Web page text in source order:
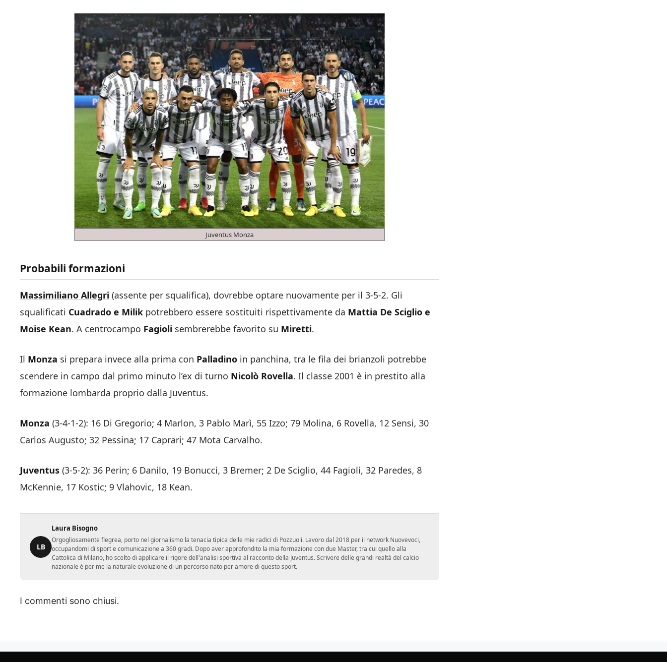
Juventus Monza
Probabili formazioni
Massimiliano Allegri (assente per squalifica), dovrebbe optare nuovamente per il 3-5-2. Gli
squalificati Cuadrado e Milik potrebbero essere sostituiti rispettivamente da Mattia De Sciglio e
Moise Kean. A centrocampo Fagioli sembrerebbe favorito su Miretti.
Il Monza si prepara invece alla prima con Palladino in panchina, tra le fila dei brianzoli potrebbe
scendere in campo dal primo minuto l’ex di turno Nicolò Rovella. Il classe 2001 è in prestito alla
formazione lombarda proprio dalla Juventus.
Monza (3-4-1-2): 16 Di Gregorio; 4 Marlon, 3 Pablo Marì, 55 Izzo; 79 Molina, 6 Rovella, 12 Sensi, 30
Carlos Augusto; 32 Pessina; 17 Caprari; 47 Mota Carvalho.
Juventus (3-5-2): 36 Perin; 6 Danilo, 19 Bonucci, 3 Bremer; 2 De Sciglio, 44 Fagioli, 32 Paredes, 8
McKennie, 17 Kostic; 9 Vlahovic, 18 Kean.
LB
Laura Bisogno
Orgogliosamente flegrea, porto nel giornalismo la tenacia tipica delle mie radici di Pozzuoli. Lavoro dal 2018 per il network Nuovevoci,
occupandomi di sport e comunicazione a 360 gradi. Dopo aver approfondito la mia formazione con due Master, tra cui quello alla
Cattolica di Milano, ho scelto di applicare il rigore dell'analisi sportiva al racconto della Juventus. Scrivere delle grandi realtà del calcio
nazionale è per me la naturale evoluzione di un percorso nato per amore di questo sport.
I commenti sono chiusi.